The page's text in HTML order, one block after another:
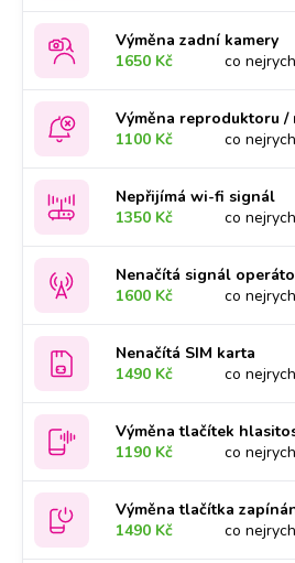
Výměna zadní kamery
1650 Kč
co
Výměna reproduktoru /
1100 Kč
co
Nepřijímá wi-fi signál
1350 Kč
co
Nenačítá signál
1600 Kč
co
Nenačítá SIM karta
1490 Kč
co
Výměna tlačítek
1190 Kč
co
Výměna tlačítka
1490 Kč
co